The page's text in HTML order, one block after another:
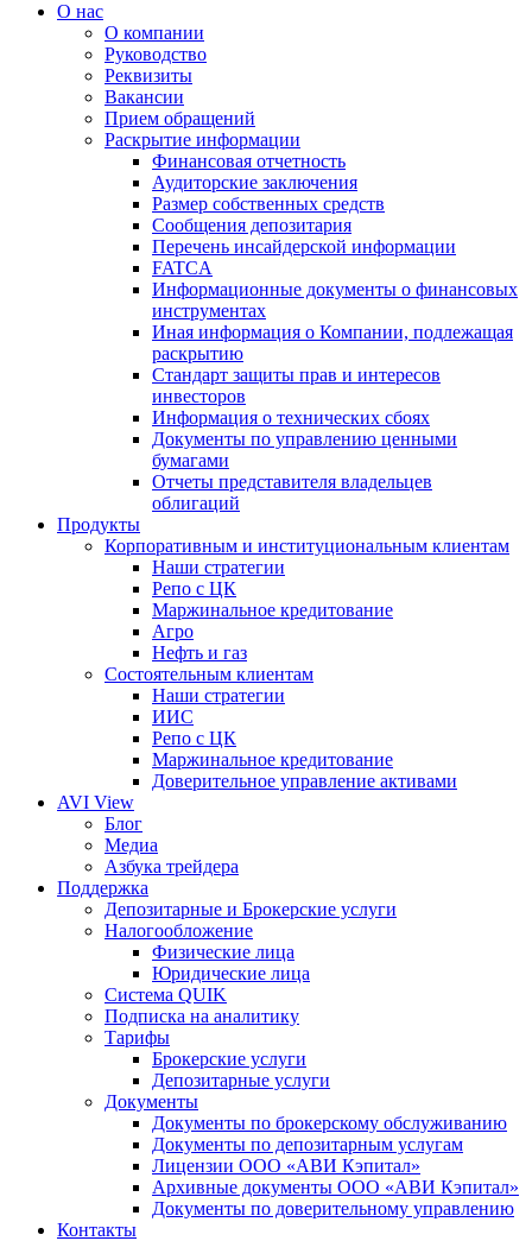
О нас
О компании
Руководство
Реквизиты
Вакансии
Прием обращений
Раскрытие информации
Финансовая отчетность
Аудиторские заключения
Размер собственных средств
Сообщения депозитария
Перечень инсайдерской информации
FATCA
Информационные документы о финансовых
инструментах
Иная информация о Компании, подлежащая
раскрытию
Стандарт защиты прав и интересов
инвесторов
Информация о технических сбоях
Документы по управлению ценными
бумагами
Отчеты представителя владельцев
облигаций
Продукты
Корпоративным и институциональным клиентам
Наши стратегии
Репо с ЦК
Маржинальное кредитование
Агро
Нефть и газ
Состоятельным клиентам
Наши стратегии
ИИС
Репо с ЦК
Маржинальное кредитование
Доверительное управление активами
AVI View
Блог
Медиа
Азбука трейдера
Поддержка
Депозитарные и Брокерские услуги
Налогообложение
Физические лица
Юридические лица
Система QUIK
Подписка на аналитику
Тарифы
Брокерские услуги
Депозитарные услуги
Документы
Документы по брокерскому обслуживанию
Документы по депозитарным услугам
Лицензии ООО «АВИ Кэпитал»
Архивные документы ООО «АВИ Кэпитал»
Документы по доверительному управлению
Контакты